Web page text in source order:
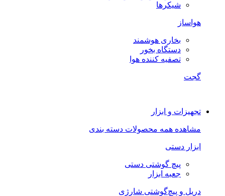
شیکرها
هواساز
بخاری هوشمند
دستگاه بخور
تصفیه کننده هوا
گجت
تجهیزات و ابزار
مشاهده همه محصولات دسته بندی
ابزار دستی
پیچ گوشتی دستی
جعبه ابزار
دریل و پیچ‌گوشتی شارژی